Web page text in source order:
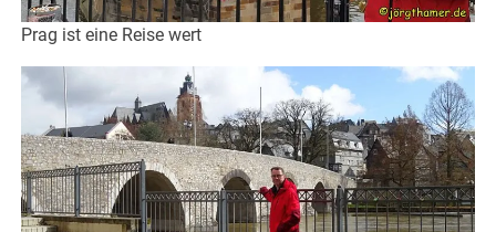
Prag ist eine Reise wert